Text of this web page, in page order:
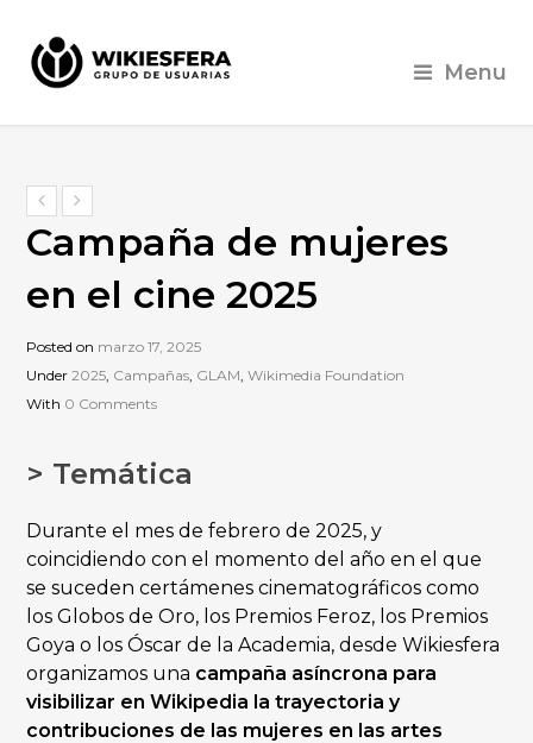
Menu
Campaña de mujeres
en el cine 2025
Posted on marzo 17, 2025
Under2025, Campañas, GLAM,Wikimedia Foundation
With 0 Comments
> Temática
Durante el mes de febrero de 2025, y
coincidiendo con el momento del año en el que
se suceden certámenes cinematográficos como
los Globos de Oro, los Premios Feroz, los Premios
Goya o los Óscar de la Academia, desde Wikiesfera
organizamos una campaña asíncrona para
visibilizar en Wikipedia la trayectoria y
contribuciones de las mujeres en las artes